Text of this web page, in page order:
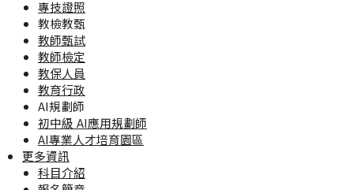
專技證照
教檢教甄
教師甄試
教師檢定
教保人員
教育行政
AI規劃師
初中級 AI應用規劃師
AI專業人才培育園區
更多資訊
科目介紹